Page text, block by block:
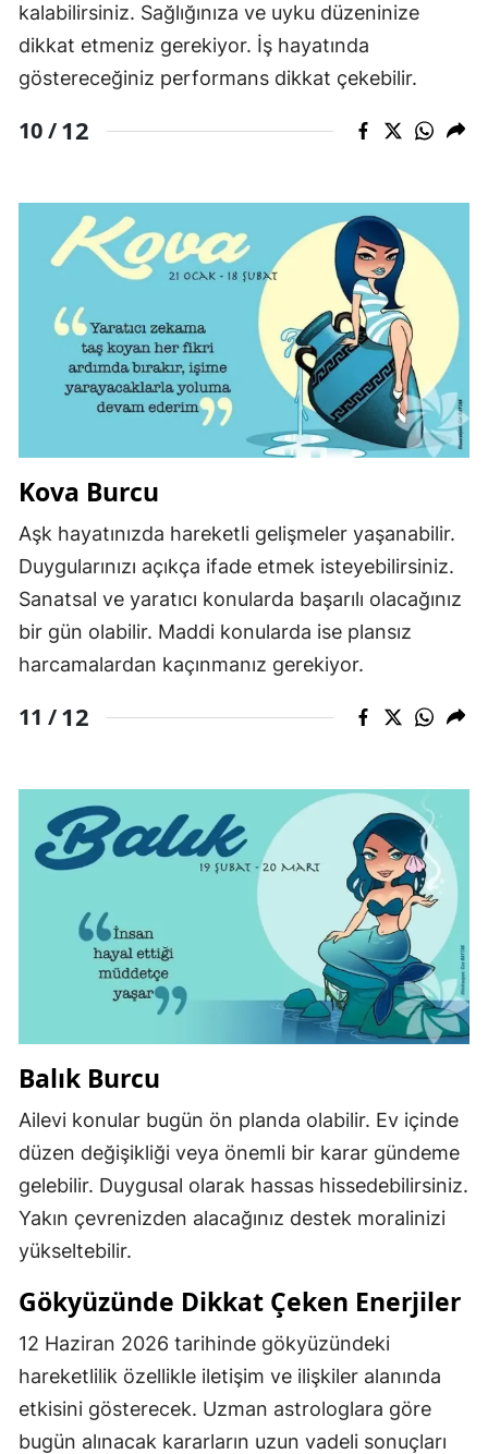
kalabilirsiniz. Sağlığınıza ve uyku düzeninize
dikkat etmeniz gerekiyor. İş hayatında
göstereceğiniz performans dikkat çekebilir.
10 /12
Kova Burcu
Aşk hayatınızda hareketli gelişmeler yaşanabilir.
Duygularınızı açıkça ifade etmek isteyebilirsiniz.
Sanatsal ve yaratıcı konularda başarılı olacağınız
bir gün olabilir. Maddi konularda ise plansız
harcamalardan kaçınmanız gerekiyor.
11 /12
Balık Burcu
Ailevi konular bugün ön planda olabilir. Ev içinde
düzen değişikliği veya önemli bir karar gündeme
gelebilir. Duygusal olarak hassas hissedebilirsiniz.
Yakın çevrenizden alacağınız destek moralinizi
yükseltebilir.
Gökyüzünde Dikkat Çeken Enerjiler
12 Haziran 2026 tarihinde gökyüzündeki
hareketlilik özellikle iletişim ve ilişkiler alanında
etkisini gösterecek. Uzman astrologlara göre
bugün alınacak kararların uzun vadeli sonuçları